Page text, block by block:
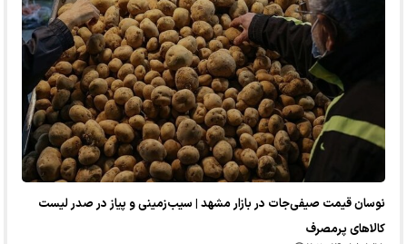
نوسان قیمت صیفی‌جات در بازار مشهد | سیب‌زمینی و پیاز در صدر لیست
کالا‌های پرمصرف